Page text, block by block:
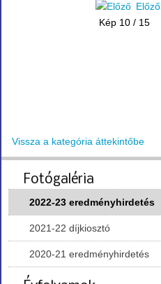
Előző
Kép 10 / 15
Vissza a kategória áttekintőbe
Fotógaléria
2022-23 eredményhirdetés
2021-22 díjkiosztó
2020-21 eredményhirdetés